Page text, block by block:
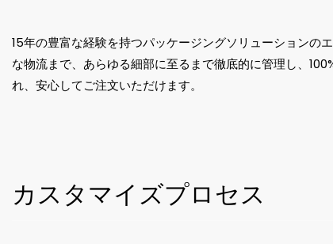
15年の豊富な経験を持つパッケージングソリューションの
な物流まで、あらゆる細部に至るまで徹底的に管理し、
れ、安心してご注文いただけます。
カスタマイズプロセス